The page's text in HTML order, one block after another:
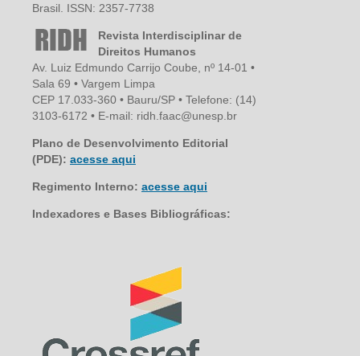
Brasil. ISSN: 2357-7738
Revista Interdisciplinar de
Direitos Humanos
Av. Luiz Edmundo Carrijo Coube, nº 14-01 •
Sala 69 • Vargem Limpa
CEP 17.033-360 • Bauru/SP • Telefone: (14)
3103-6172 • E-mail: ridh.faac@unesp.br
Plano de Desenvolvimento Editorial
(PDE): acesse aqui
Regimento Interno: acesse aqui
Indexadores e Bases Bibliográficas: